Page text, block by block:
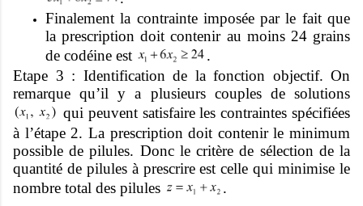
Finalement la contrainte imposée par le fait que
la prescription doit contenir au moins 24 grains
de codéine est
.
Etape 3 : Identification de la fonction objectif. On
remarque qu’il y a plusieurs couples de solutions
qui peuvent satisfaire les contraintes spécifiées
à l’étape 2. La prescription doit contenir le minimum
possible de pilules. Donc le critère de sélection de la
quantité de pilules à prescrire est celle qui minimise le
nombre total des pilules
.